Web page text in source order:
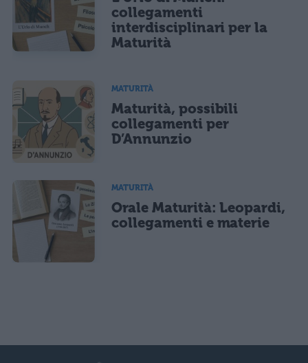
collegamenti
interdisciplinari per la
Maturità
MATURITÀ
Maturità, possibili
collegamenti per
D’Annunzio
MATURITÀ
Orale Maturità: Leopardi,
collegamenti e materie